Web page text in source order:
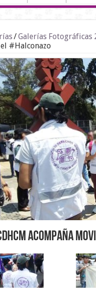
/Galerías Fotográficas
#Halconazo
acompaña